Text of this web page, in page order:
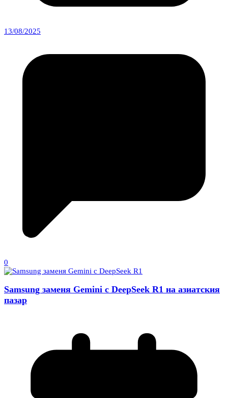
13/08/2025
0
Samsung заменя Gemini с DeepSeek R1 на азиатския
пазар